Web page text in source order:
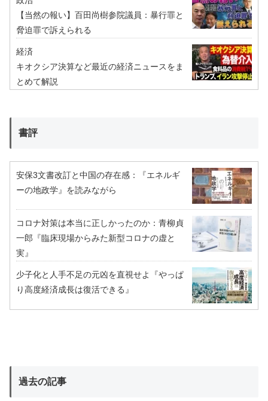
【当然の報い】百田尚樹参院議員：暴行罪と
脅迫罪で訴えられる
経済
キオクシア決算など最近の経済ニュースをま
とめて解説
書評
安保3文書改訂と中国の存在感：『エネルギ
ーの地政学』を読みながら
コロナ対策は本当に正しかったのか：青柳貞
一郎『臨床現場からみた新型コロナの虚と
実』
少子化と人手不足の元凶を直視せよ『やっぱ
り高度経済成長は復活できる』
過去の記事